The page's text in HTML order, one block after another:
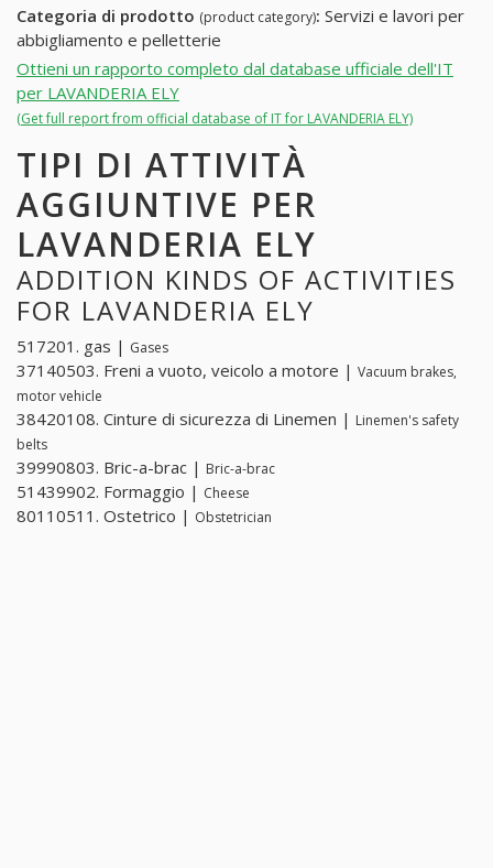
Categoria di prodotto (product category): Servizi e lavori per
abbigliamento e pelletterie
Ottieni un rapporto completo dal database ufficiale dell'IT
per LAVANDERIA ELY
(Get full report from official database of IT for LAVANDERIA ELY)
TIPI DI ATTIVITÀ
AGGIUNTIVE PER
LAVANDERIA ELY
ADDITION KINDS OF ACTIVITIES
FOR LAVANDERIA ELY
517201. gas | Gases
37140503. Freni a vuoto, veicolo a motore | Vacuum brakes,
motor vehicle
38420108. Cinture di sicurezza di Linemen | Linemen's safety
belts
39990803. Bric-a-brac | Bric-a-brac
51439902. Formaggio | Cheese
80110511. Ostetrico | Obstetrician